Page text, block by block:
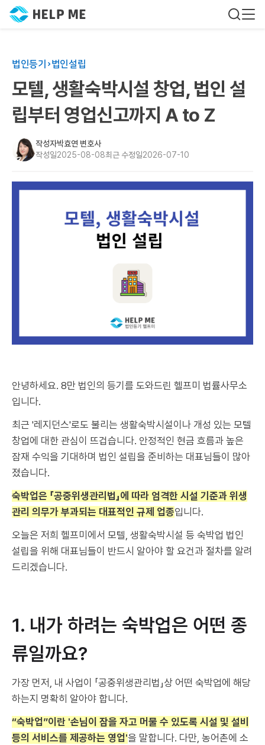
법인등기 법인설립
모텔, 생활숙박시설 창업, 법인 설
립부터 영업신고까지 A to Z
작성자박효연 변호사
작성일2025-08-08최근 수정일2026-07-10
안녕하세요. 8만 법인의 등기를 도와드린 헬프미 법률사무소
입니다.
최근 '레지던스'로도 불리는 생활숙박시설이나 개성 있는 모텔
창업에 대한 관심이 뜨겁습니다. 안정적인 현금 흐름과 높은
잠재 수익을 기대하며 법인 설립을 준비하는 대표님들이 많아
졌습니다.
숙박업은 「공중위생관리법」에 따라 엄격한 시설 기준과 위생
관리 의무가 부과되는 대표적인 규제 업종입니다.
오늘은 저희 헬프미에서 모텔, 생활숙박시설 등 숙박업 법인
설립을 위해 대표님들이 반드시 알아야 할 요건과 절차를 알려
드리겠습니다.
1. 내가 하려는 숙박업은 어떤 종
류일까요?
가장 먼저, 내 사업이 「공중위생관리법」상 어떤 숙박업에 해당
하는지 명확히 알아야 합니다.
“숙박업”이란 '손님이 잠을 자고 머물 수 있도록 시설 및 설비
등의 서비스를 제공하는 영업'을 말합니다. 다만, 농어촌에 소